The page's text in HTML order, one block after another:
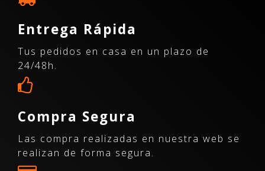
Entrega Rápida
Tus pedidos en casa en un plazo de
24/48h.
Compra Segura
Las compra realizadas en nuestra web se
realizan de forma segura.